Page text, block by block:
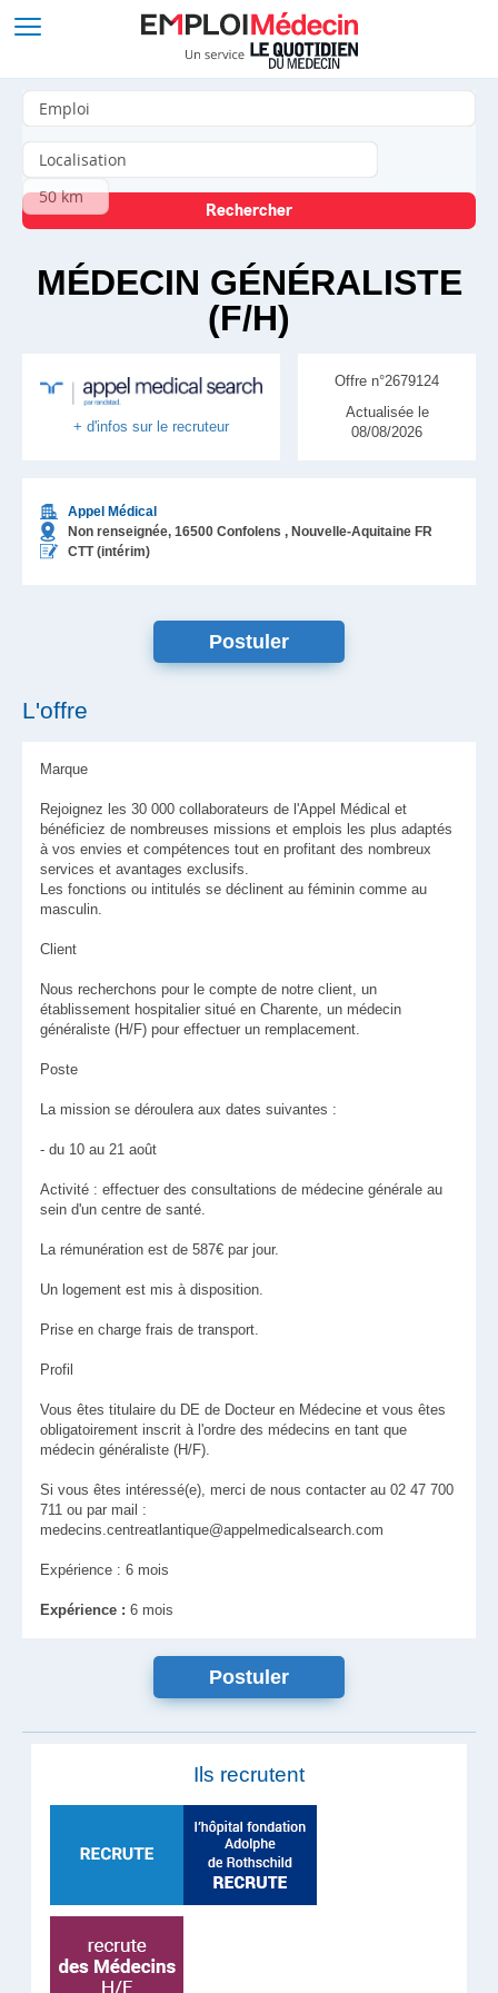
MÉDECIN GÉNÉRALISTE
(F/H)
+ d'infos sur le recruteur
Appel Médical
Non renseignée, 16500 Confolens , Nouvelle-Aquitaine FR
CTT (intérim)
Offre n°2679124
Actualisée le
08/08/2026
L'offre
Marque
Rejoignez les 30 000 collaborateurs de l'Appel Médical et
bénéficiez de nombreuses missions et emplois les plus adaptés
à vos envies et compétences tout en profitant des nombreux
services et avantages exclusifs.
Les fonctions ou intitulés se déclinent au féminin comme au
masculin.
Client
Nous recherchons pour le compte de notre client, un
établissement hospitalier situé en Charente, un médecin
généraliste (H/F) pour effectuer un remplacement.
Poste
La mission se déroulera aux dates suivantes :
- du 10 au 21 août
Activité : effectuer des consultations de médecine générale au
sein d'un centre de santé.
La rémunération est de 587€ par jour.
Un logement est mis à disposition.
Prise en charge frais de transport.
Profil
Vous êtes titulaire du DE de Docteur en Médecine et vous êtes
obligatoirement inscrit à l'ordre des médecins en tant que
médecin généraliste (H/F).
Si vous êtes intéressé(e), merci de nous contacter au 02 47 700
711 ou par mail :
medecins.centreatlantique@appelmedicalsearch.com
Expérience : 6 mois
Expérience : 6 mois
Ils recrutent